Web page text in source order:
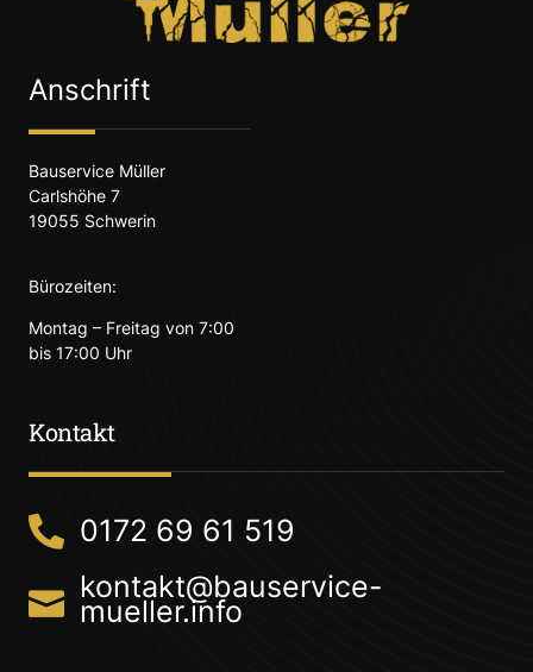
Anschrift
Bauservice Müller
Carlshöhe 7
19055 Schwerin
Bürozeiten:
Montag – Freitag von 7:00
bis 17:00 Uhr
Kontakt
0172 69 61 519
kontakt@bauservice-
mueller.info